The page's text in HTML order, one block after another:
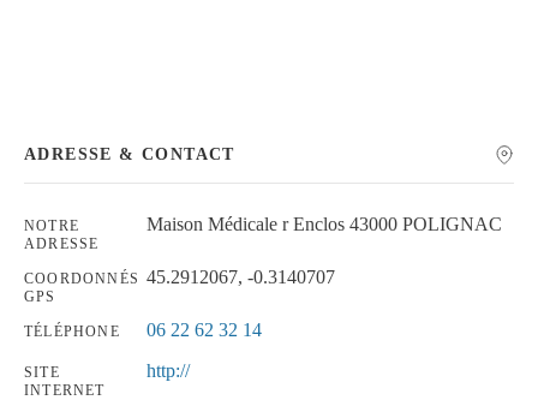
ADRESSE & CONTACT
NOTRE
ADRESSE
Maison Médicale r Enclos 43000 POLIGNAC
COORDONNÉS
GPS
45.2912067, -0.3140707
TÉLÉPHONE 06 22 62 32 14
SITE
INTERNET
http://